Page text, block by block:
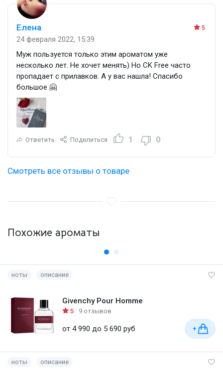
5
Елена
24 февраля 2022, 15:39
Муж пользуется только этим ароматом уже
несколько лет. Не хочет менять) Но CK Free часто
пропадает с прилавков. А у вас нашла! Спасибо
большое 🤗
Ответить Поделиться 1 0
Смотреть все отзывы о товаре
Похожие ароматы
ноты описание
Givenchy Pour Homme
5 9 отзывов
от 4 990 до 5 690 руб +
ноты описание